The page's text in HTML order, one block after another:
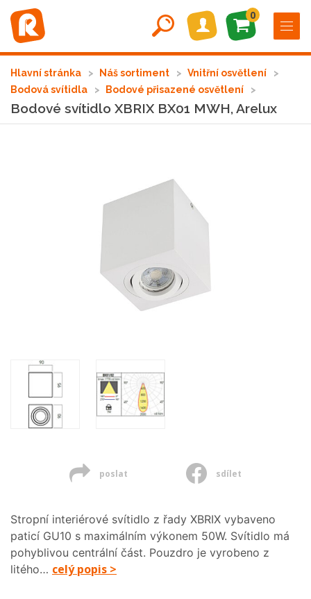
0
Hlavní stránka Náš sortiment
Vnitřní osvětlení
Bodová svítidla
Bodové přisazené osvětlení
Bodové svítidlo XBRIX BX01 MWH, Arelux
poslat sdílet
Stropní interiérové svítidlo z řady XBRIX vybaveno
paticí GU10 s maximálním výkonem 50W. Svítidlo má
pohyblivou centrální část. Pouzdro je vyrobeno z
litého… celý popis >